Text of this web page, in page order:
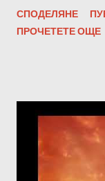
СПОДЕЛЯНЕ
ПРОЧЕТЕТЕ ОЩЕ